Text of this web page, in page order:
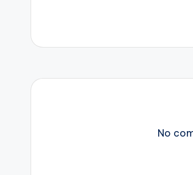
e
o
ts
p
gr
m
No